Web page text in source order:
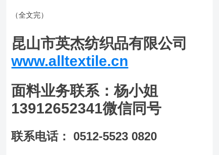
（全文完）
昆山市英杰纺织品有限公司
www.alltextile.cn
面料业务联系：杨小姐
13912652341微信同号
联系电话： 0512-5523 0820